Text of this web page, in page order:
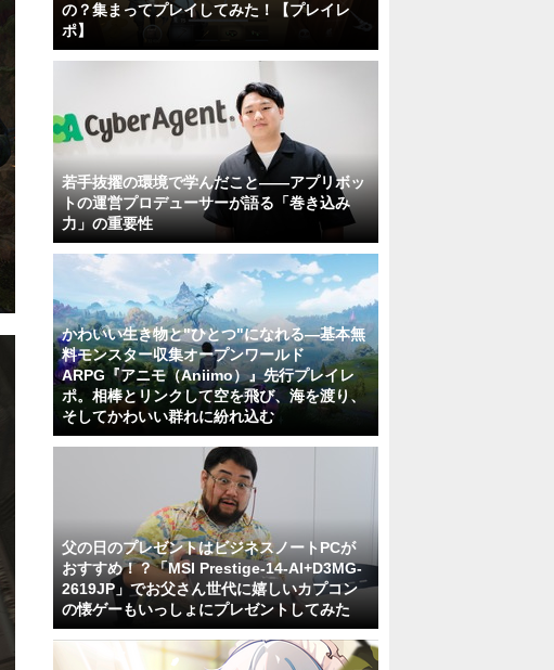
の？集まってプレイしてみた！【プレイレ
ポ】
若手抜擢の環境で学んだこと――アプリボッ
トの運営プロデューサーが語る「巻き込み
力」の重要性
かわいい生き物と"ひとつ"になれる―基本無
料モンスター収集オープンワールド
ARPG『アニモ（Aniimo）』先行プレイレ
ポ。相棒とリンクして空を飛び、海を渡り、
そしてかわいい群れに紛れ込む
父の日のプレゼントはビジネスノートPCが
おすすめ！？「MSI Prestige-14-AI+D3MG-
2619JP」でお父さん世代に嬉しいカプコン
の懐ゲーもいっしょにプレゼントしてみた